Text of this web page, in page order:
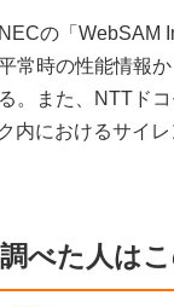
の「WebSAM
常時の性能情報
。また、NTTド
内におけるサイ
べた人は